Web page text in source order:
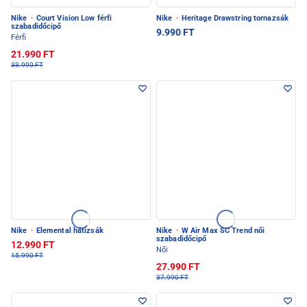
Nike · Court Vision Low férfi
szabadidőcipő
Férfi
21.990 FT
33.990 FT
Nike · Heritage Drawstring tornazsák
9.990 FT
Nike · Elemental hátizsák
12.990 FT
15.990 FT
Nike · W Air Max SC Trend női
szabadidőcipő
Női
27.990 FT
37.990 FT